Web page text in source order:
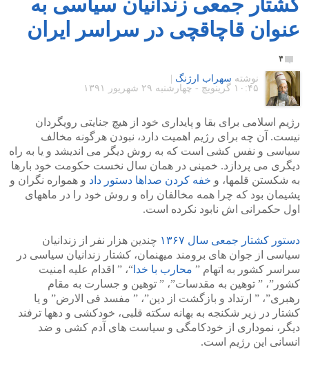
عنوان قاچاقچی در سراسر ایران
۴
نوشته سهراب ارژنگ
۱۰:۴۵ گرينويچ - چهارشنبه ۲۹ شهریور ۱۳۹۱
رژیم اسلامی برای بقا و پایداری خود از هیچ جنایتی رویگردان
نیست. آن چه برای رژیم اهمیت دارد، نبودن هرگونه مخالف
سیاسی و نفس کشی است که به روش دیگر می اندیشد و یا به راه
دیگری می پردازد. خمینی در همان سال نخست حکومت خود بارها
به شکستن قلمها، و خفه کردن صداها دستور داد و همواره نگران و
پشیمان بود که چرا همه مخالفان راه و روش خود را در ماههای
اول حکمرانی اش نابود نکرده است.
دستور کشتار جمعی سال ۱۳۶۷
چندین هزار نفر از زندانیان
سیاسی از جوان های برومند میهنمان، کشتار زندانیان سیاسی در
سراسر کشور به اتهام ” محارب با خدا “، ” اقدام علیه امنیت
کشور”، ” توهین به مقدسات”، ” توهین و جسارت به مقام
رهبری”، ” ارتداد و بازگشت از دین”، ” مفسد فی الارض” و یا
کشتار در زیر شکنجه به بهانه سکته قلبی، خودکشی و دهها ترفند
دیگر، نموداری از خودکامگی و سیاست های آدم کشی و ضد
انسانی این رژیم است.